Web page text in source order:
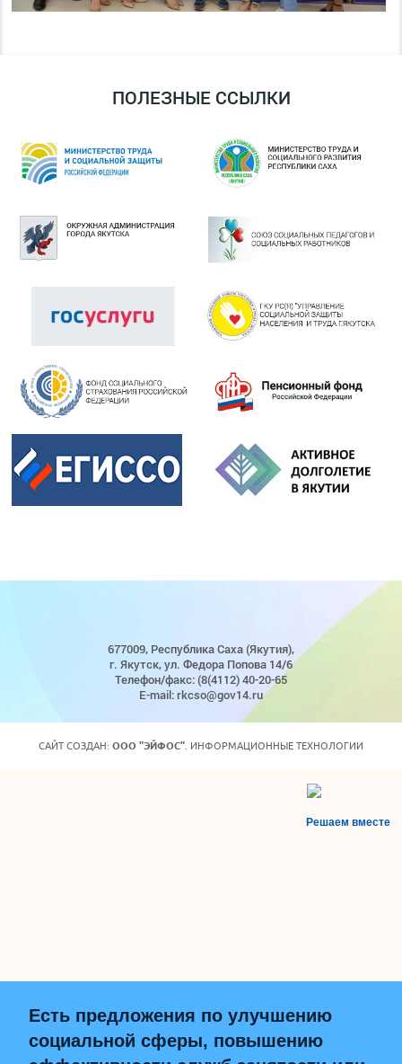
ПОЛЕЗНЫЕ ССЫЛКИ
677009, Республика Саха (Якутия),
г. Якутск, ул. Федора Попова 14/6
Телефон/факс: (8(4112) 40-20-65
E-mail: rkcso@gov14.ru
САЙТ СОЗДАН: ООО "ЭЙФОС" . ИНФОРМАЦИОННЫЕ ТЕХНОЛОГИИ
Решаем вместе
Есть предложения по улучшению
социальной сферы, повышению